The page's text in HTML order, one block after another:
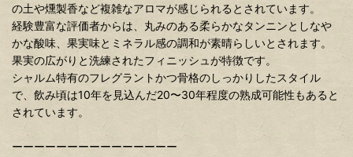
の土や燻製香など複雑なアロマが感じられるとされています。
経験豊富な評価者からは、丸みのある柔らかなタンニンとしなや
かな酸味、果実味とミネラル感の調和が素晴らしいとされます。
果実の広がりと洗練されたフィニッシュが特徴です。
シャルム特有のフレグラントかつ骨格のしっかりしたスタイル
で、飲み頃は10年を見込んだ20〜30年程度の熟成可能性もあると
されています。
ーーーーーーーーーーーーーーー